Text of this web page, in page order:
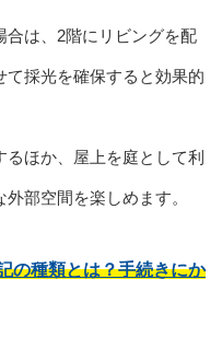
合は、2階にリビングを配
採光を確保すると効果的
ほか、屋上を庭として利
部空間を楽しめます。
の種類とは？手続きにか